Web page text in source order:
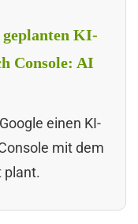
geplanten KI-
Console: AI
einen KI-
mit dem
plant.